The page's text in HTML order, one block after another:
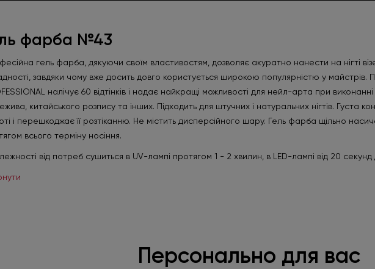
фарба №43
гель фарба, дякуючи своїм властивостям, дозволяє акуратно нанести на нігті
завдяки чому вже досить довго користується широкою популярністю у майстрів.
налічує 60 відтінків і надає найкращі можливості для нейл-арта при
китайського розпису та інших. Підходить для штучних і натуральних нігтів. Густа
і перешкоджає її розтіканню. Не містить дисперсійного шару. Гель фарба щільно
всього терміну носіння.
від потреб сушиться в UV-лампі протягом 1 - 2 хвилин, в LED-лампі від 20 секунд
Персонально для вас